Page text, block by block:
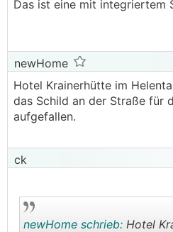
Das ist eine mit integriertem
newHome
Hotel Krainerhütte im
das Schild an der Straße für
aufgefallen.
ck
newHome schrieb: Hotel